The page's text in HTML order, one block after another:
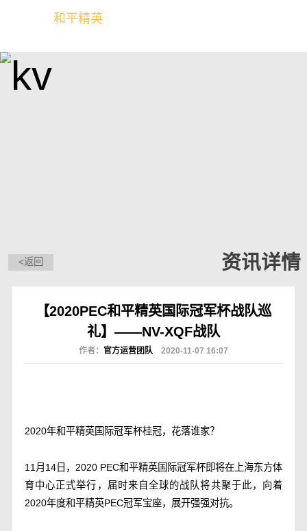
和平精英
<返回 资讯详情
【2020PEC和平精英国际冠军杯战队巡
礼】——NV-XQF战队
作者：官方运营团队 2020-11-07 16:07
2020年和平精英国际冠军杯桂冠，花落谁家？
11月14日，2020 PEC和平精英国际冠军杯即将在上海东方体
育中心正式举行，届时来自全球的战队将共聚于此，向着
2020年度和平精英PEC冠军宝座，展开强强对抗。